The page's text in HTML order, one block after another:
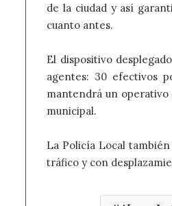
de la ciudad y así
cuanto antes.
El dispositivo
agentes: 30 efectivos
mantendrá un operativo
municipal.
La Policía Local
tráfico y con